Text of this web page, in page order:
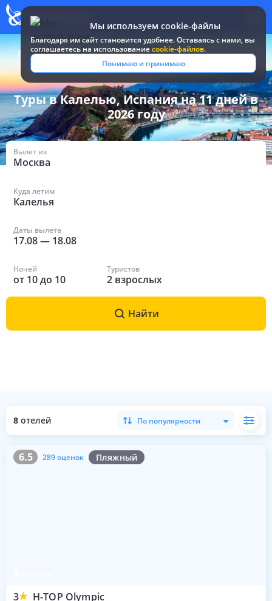
Мы используем cookie-файлы
Благодаря им сайт становится удобнее. Оставаясь c нами, вы
соглашаетесь на использованиеcookie-файлов.
Понимаю и принимаю
Все туры и путевки / Испания / в Калелье на 11 дней
Туры в Калелью, Испания на 11 дней в
2026 году
Вылет из
Москва
Куда летим
Калелья
Даты вылета
17.08— 18.08
Ночей
от 10до 10
Туристов
2 взрослых
Найти
8 отелей По популярности
6.5 289 оценок Пляжный
3 H-TOP Olympic
6.5 289 оценок